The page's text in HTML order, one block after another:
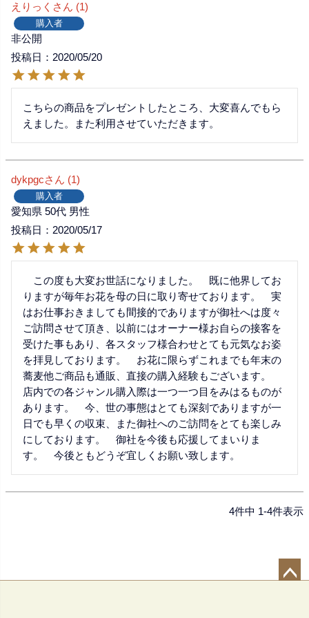
えりっく 1
購入者
非公開
投稿日
2020/05/20
こちらの商品をプレゼントしたところ、大変喜んでもら
えました。また利用させていただきます。
dykpgc 1
購入者
愛知県 50代 男性
投稿日
2020/05/17
この度も大変お世話になりました。　既に他界してお
りますが毎年お花を母の日に取り寄せております。　実
はお仕事おきましても間接的でありますが御社へは度々
ご訪問させて頂き、以前にはオーナー様お自らの接客を
受けた事もあり、各スタッフ様合わせとても元気なお姿
を拝見しております。　お花に限らずこれまでも年末の
蕎麦他ご商品も通販、直接の購入経験もございます。
店内での各ジャンル購入際は一つ一つ目をみはるものが
あります。　今、世の事態はとても深刻でありますが一
日でも早くの収束、また御社へのご訪問をとても楽しみ
にしております。　御社を今後も応援してまいりま
す。　今後ともどうぞ宜しくお願い致します。
4件中 1-4件表示